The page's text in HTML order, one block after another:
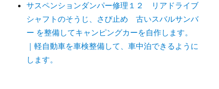
サスペンションダンパー修理１２ リアドライブ
シャフトのそうじ、さび止め 古いスバルサンバ
ー を整備してキャンピングカーを自作します。
｜軽自動車を車検整備して、車中泊できるように
します。